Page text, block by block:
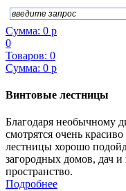
Сумма: 0 р
0
Товаров: 0
Сумма: 0 р
Винтовые лестницы
Благодаря необычному
смотрятся очень
лестницы хорошо
загородных домов, дач
пространство.
Подробнее